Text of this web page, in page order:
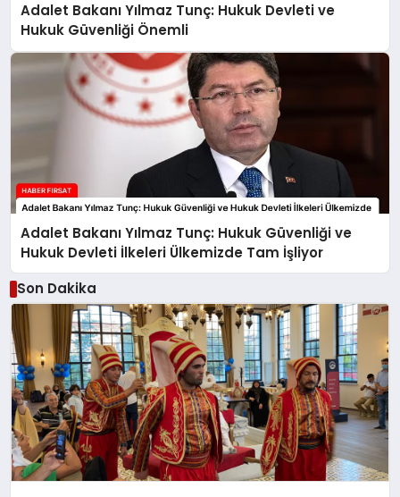
Adalet Bakanı Yılmaz Tunç: Hukuk Devleti ve
Hukuk Güvenliği Önemli
Adalet Bakanı Yılmaz Tunç: Hukuk Güvenliği ve
Hukuk Devleti İlkeleri Ülkemizde Tam İşliyor
Son Dakika